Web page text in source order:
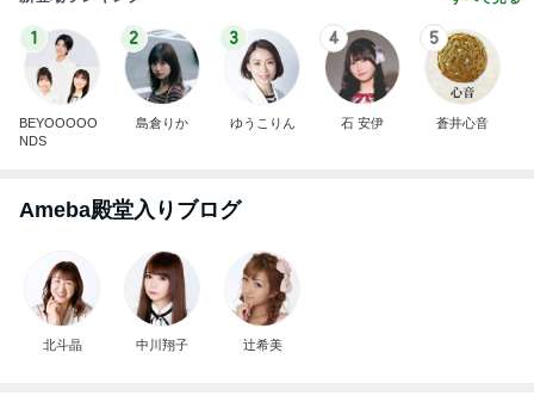
1
BEYOOOOO
NDS
2
島倉りか
3
ゆうこりん
4
石 安伊
5
蒼井心音
Ameba殿堂入りブログ
北斗晶 中川翔子 辻希美